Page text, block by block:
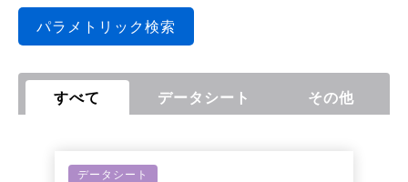
パラメトリック検索
すべて データシート その他
データシート